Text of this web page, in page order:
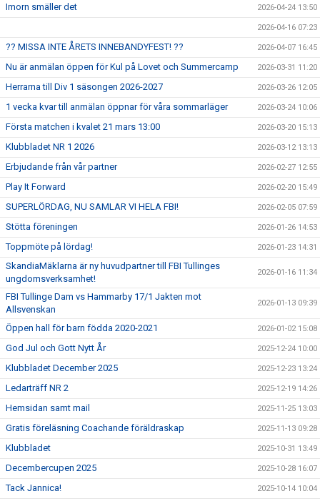
Imorn smäller det 2026-04-24 13:50
2026-04-16 07:23
?? MISSA INTE ÅRETS INNEBANDYFEST! ?? 2026-04-07 16:45
Nu är anmälan öppen för Kul på Lovet och Summercamp 2026-03-31 11:20
Herrarna till Div 1 säsongen 2026-2027 2026-03-26 12:05
1 vecka kvar till anmälan öppnar för våra sommarläger 2026-03-24 10:06
Första matchen i kvalet 21 mars 13:00 2026-03-20 15:13
Klubbladet NR 1 2026 2026-03-12 13:13
Erbjudande från vår partner 2026-02-27 12:55
Play It Forward 2026-02-20 15:49
SUPERLÖRDAG, NU SAMLAR VI HELA FBI! 2026-02-05 07:59
Stötta föreningen 2026-01-26 14:53
Toppmöte på lördag! 2026-01-23 14:31
SkandiaMäklarna är ny huvudpartner till FBI Tullinges
ungdomsverksamhet!
2026-01-16 11:34
FBI Tullinge Dam vs Hammarby 17/1 Jakten mot
Allsvenskan
2026-01-13 09:39
Öppen hall för barn födda 2020-2021 2026-01-02 15:08
God Jul och Gott Nytt År 2025-12-24 10:00
Klubbladet December 2025 2025-12-23 13:24
Ledarträff NR 2 2025-12-19 14:26
Hemsidan samt mail 2025-11-25 13:03
Gratis föreläsning Coachande föräldraskap 2025-11-13 09:28
Klubbladet 2025-10-31 13:49
Decembercupen 2025 2025-10-28 16:07
Tack Jannica! 2025-10-14 10:04